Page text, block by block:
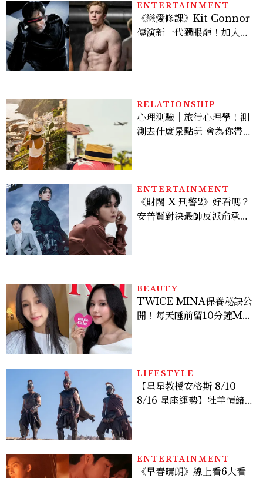
ENTERTAINMENT
《戀愛修課》Kit Connor
傳演新一代獨眼龍！加入新
RELATIONSHIP
心理測驗｜旅行心理學！測
測去什麼景點玩 會為你帶來
ENTERTAINMENT
《財閥 X 刑警2》好看嗎？
安普賢對決最帥反派俞承
BEAUTY
TWICE MINA保養秘訣公
開！每天睡前留10分鐘ME
LIFESTYLE
【星星教授安格斯 8/10-
8/16 星座運勢】牡羊情緒
ENTERTAINMENT
《早春晴朗》線上看6大看